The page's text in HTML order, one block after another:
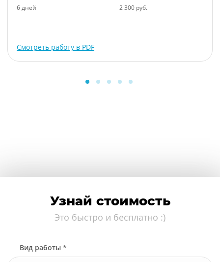
6 дней 2 300 руб.
Смотреть работу в PDF
Узнай стоимость
Это быстро и бесплатно :)
Вид работы *